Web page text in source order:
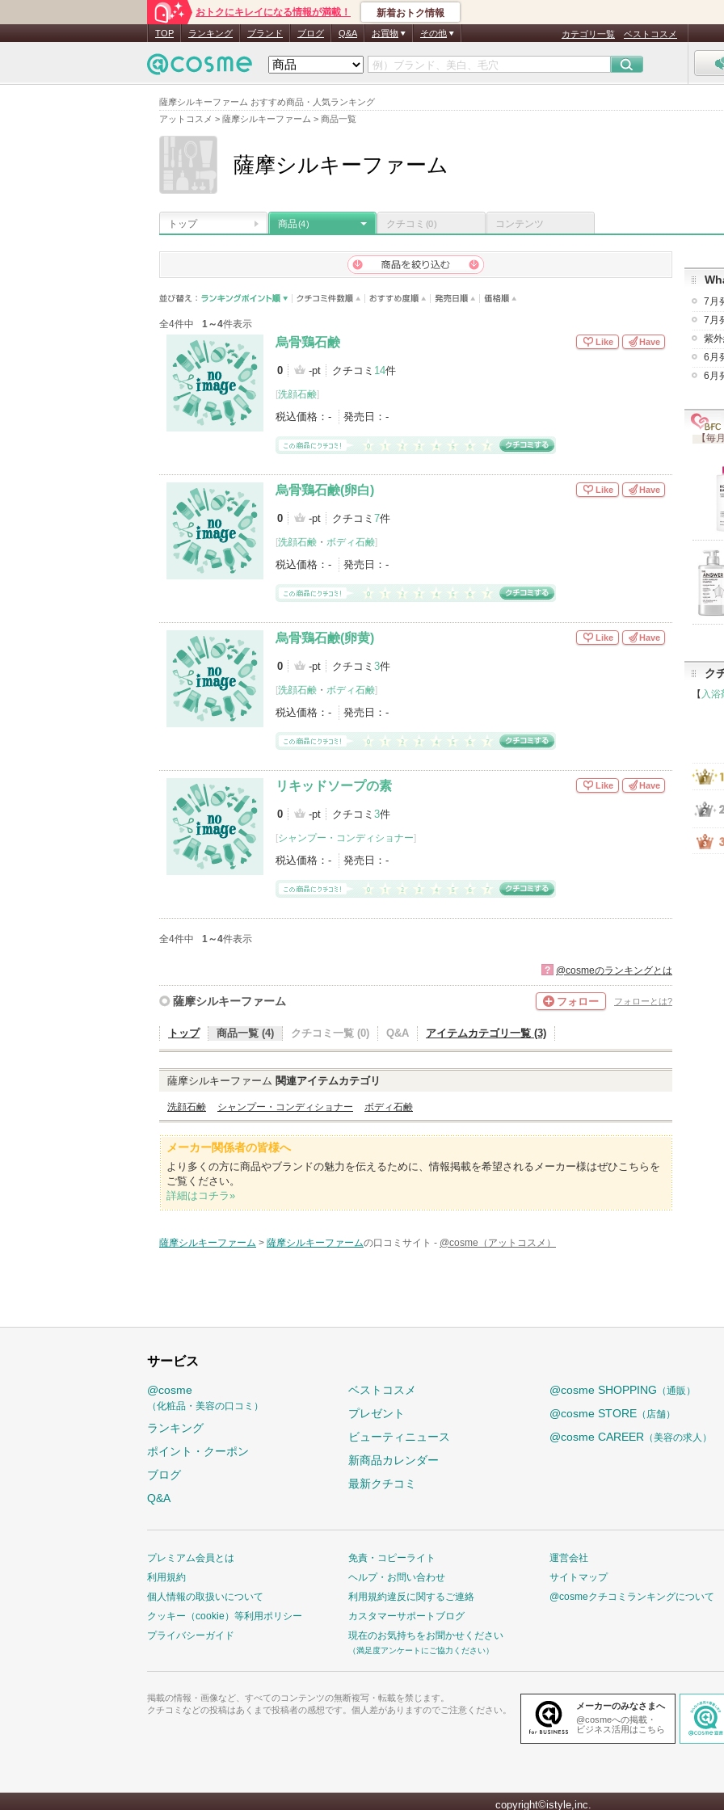
薩摩シルキーファーム おすすめ商品・人気ランキング
アットコスメ > 薩摩シルキーファーム > 商品一覧
おトクにキレイになる情報が満載！ 新着おトク情報
TOP ランキング ブランド ブログ Q&A お買物 その他 カテゴリ一覧 ベストコスメ
薩摩シルキーファーム
トップ 商品(4) クチコミ (0) コンテンツ
全4件中 1～4件表示
烏骨鶏石鹸
0 -pt クチコミ 14件
[洗顔石鹸]
税込価格： - 発売日： -
Like Have
烏骨鶏石鹸(卵白)
0 -pt クチコミ 7件
[洗顔石鹸 ・ ボディ石鹸]
税込価格： - 発売日： -
Like Have
烏骨鶏石鹸(卵黄)
0 -pt クチコミ 3件
[洗顔石鹸 ・ ボディ石鹸]
税込価格： - 発売日： -
Like Have
リキッドソープの素
0 -pt クチコミ 3件
[シャンプー・コンディショナー]
税込価格： - 発売日： -
Like Have
全4件中 1～4件表示
? @cosmeのランキングとは
薩摩シルキーファーム フォロー フォローとは?
トップ 商品一覧 (4) クチコミ一覧 (0) Q&A アイテムカテゴリ一覧 (3)
薩摩シルキーファーム 関連アイテムカテゴリ
洗顔石鹸 シャンプー・コンディショナー ボディ石鹸
メーカー関係者の皆様へ
より多くの方に商品やブランドの魅力を伝えるために、情報掲載を希望されるメーカー様はぜひこちらを
ご覧ください。
詳細はコチラ»
薩摩シルキーファーム > 薩摩シルキーファームの口コミサイト - @cosme（アットコスメ）
7月
7月
紫
6月
6月
【毎
ク
【 入浴
サービス
@cosme
（化粧品・美容の口コミ）
ランキング
ポイント・クーポン
ブログ
Q&A
ベストコスメ
プレゼント
ビューティニュース
新商品カレンダー
最新クチコミ
@cosme SHOPPING （通販）
@cosme STORE （店舗）
@cosme CAREER （美容の求人）
プレミアム会員とは
利用規約
個人情報の取扱いについて
クッキー（cookie）等利用ポリシー
プライバシーガイド
免責・コピーライト
ヘルプ・お問い合わせ
利用規約違反に関するご連絡
カスタマーサポートブログ
現在のお気持ちをお聞かせください
（満足度アンケートにご協力ください）
運営会社
サイトマップ
@cosmeクチコミランキングについて
掲載の情報・画像など、すべてのコンテンツの無断複写・転載を禁じます。
クチコミなどの投稿はあくまで投稿者の感想です。個人差がありますのでご注意ください。
メーカーのみなさまへ
@cosmeへの掲載・
ビジネス活用はこちら
copyright©istyle,inc.